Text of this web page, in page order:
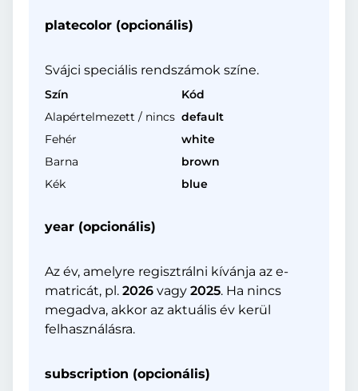
platecolor (opcionális)
Svájci speciális rendszámok színe.
Szín
Kód
Alapértelmezett / nincs default
Fehér
white
Barna
brown
Kék
blue
year (opcionális)
Az év, amelyre regisztrálni kívánja az e-
matricát, pl. 2026 vagy 2025. Ha nincs
megadva, akkor az aktuális év kerül
felhasználásra.
subscription (opcionális)